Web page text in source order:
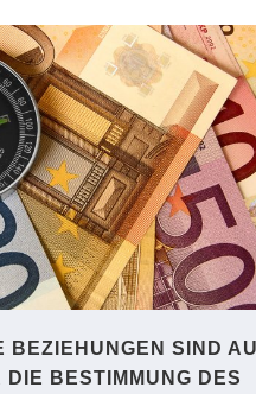
BEZIEHUNGEN SIND
BESTIMMUNG DES M